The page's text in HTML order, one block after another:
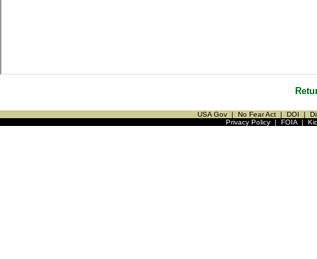
USA Gov | No Fear Act | DOI |
Privacy Policy| FOIA|